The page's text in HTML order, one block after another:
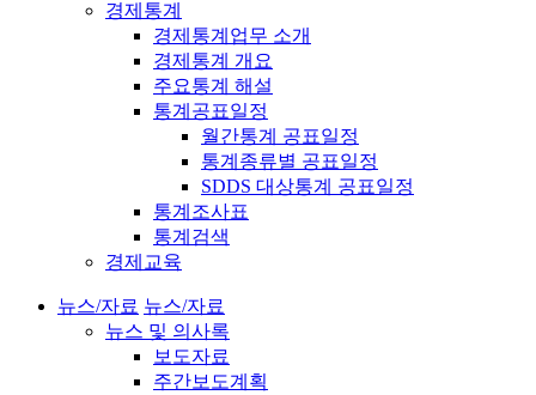
경제통계
경제통계업무 소개
경제통계 개요
주요통계 해설
통계공표일정
월간통계 공표일정
통계종류별 공표일정
SDDS 대상통계 공표일정
통계조사표
통계검색
경제교육
뉴스/자료 뉴스/자료
뉴스 및 의사록
보도자료
주간보도계획